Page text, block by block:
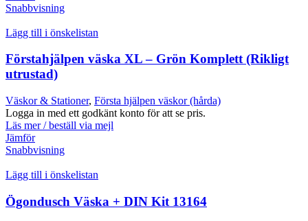
Snabbvisning
Lägg till i önskelistan
Förstahjälpen väska XL – Grön Komplett (Rikligt
utrustad)
Väskor & Stationer, Första hjälpen väskor (hårda)
Logga in med ett godkänt konto för att se pris.
Läs mer / beställ via mejl
Jämför
Snabbvisning
Lägg till i önskelistan
Ögondusch Väska + DIN Kit 13164